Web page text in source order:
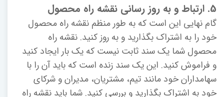
5. ارتباط و به روز رسانی نقشه راه محصول
گام نهایی این است که به طور منظم نقشه راه محصول
خود را به اشتراک بگذارید و به روز کنید. نقشه راه
محصول شما یک سند ثابت نیست که یک بار ایجاد کنید
و فراموش کنید. این یک سند زنده است که باید آن را با
سهامداران خود مانند تیم، مشتریان، مدیران و شرکای
خود به اشتراک بگذارید و بررسی کنید. شما باید نقشه راه